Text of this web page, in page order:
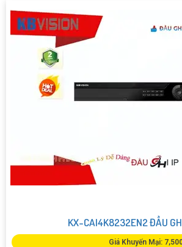
KX-CAI4K8232EN2 ĐẦU
Giá Khuyến Mại: